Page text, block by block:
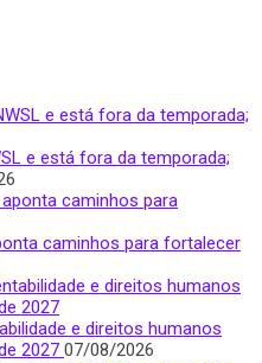
e está fora da temporada;
caminhos para fortalecer
e direitos humanos
2027 07/08/2026